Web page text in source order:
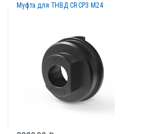
Муфта для ТНВД CR CP3 М24